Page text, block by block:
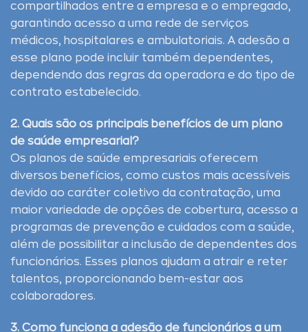
compartilhados entre a empresa e o empregado,
garantindo acesso a uma rede de serviços
médicos, hospitalares e ambulatoriais. A adesão a
esse plano pode incluir também dependentes,
dependendo das regras da operadora e do tipo de
contrato estabelecido.
2. Quais são os principais benefícios de um plano
de saúde empresarial?
Os planos de saúde empresariais oferecem
diversos benefícios, como custos mais acessíveis
devido ao caráter coletivo da contratação, uma
maior variedade de opções de cobertura, acesso a
programas de prevenção e cuidados com a saúde,
além de possibilitar a inclusão de dependentes dos
funcionários. Esses planos ajudam a atrair e reter
talentos, proporcionando bem-estar aos
colaboradores.
3. Como funciona a adesão de funcionários a um